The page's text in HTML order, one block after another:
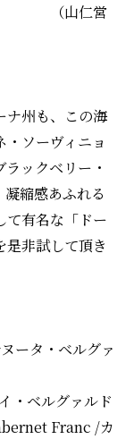
営
ナ州も、この海
ソーヴィニョ
ックベリー・
縮感あふれる
て有名な「ドー
是非試して頂き
ータ・ベルグァ
・ベルグァルド
Franc /カ